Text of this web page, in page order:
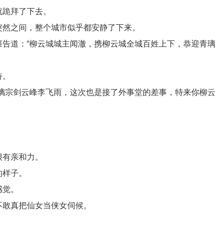
拜了下去。
之间，整个城市似乎都安静了下来。
道：“柳云城城主闻澈，携柳云城全城百姓上下，恭迎青
剑云峰李飞雨，这次也是接了外事堂的差事，特来你柳
亲和力。
子。
。
真把仙女当侠女伺候。